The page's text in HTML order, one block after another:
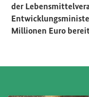
der
Millionen Euro